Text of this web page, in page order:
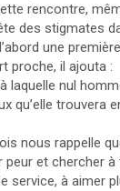
rencontre,
des stigmates
une
proche, il ajouta :
nul
qu’elle trouvera
nous rappelle
et chercher
à aimer